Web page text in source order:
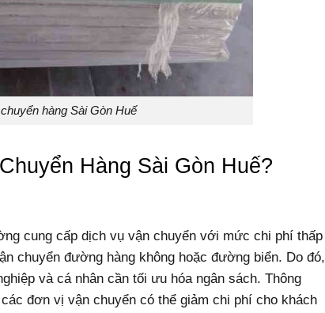
hàng Sài Gòn Huế
Hàng Sài Gòn Huế?
cung cấp dịch vụ vận chuyển với mức chi phí thấp
chuyển đường hàng không hoặc đường biển. Do đó,
và cá nhân cần tối ưu hóa ngân sách. Thông
đơn vị vận chuyển có thể giảm chi phí cho khách